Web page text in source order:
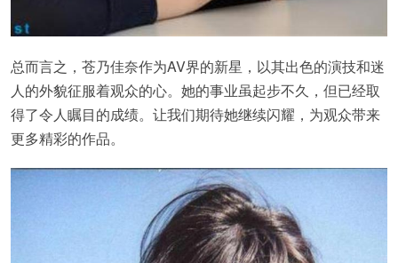
总而言之，苍乃佳奈作为AV界的新星，以其出色的演技和迷
人的外貌征服着观众的心。她的事业虽起步不久，但已经取
得了令人瞩目的成绩。让我们期待她继续闪耀，为观众带来
更多精彩的作品。